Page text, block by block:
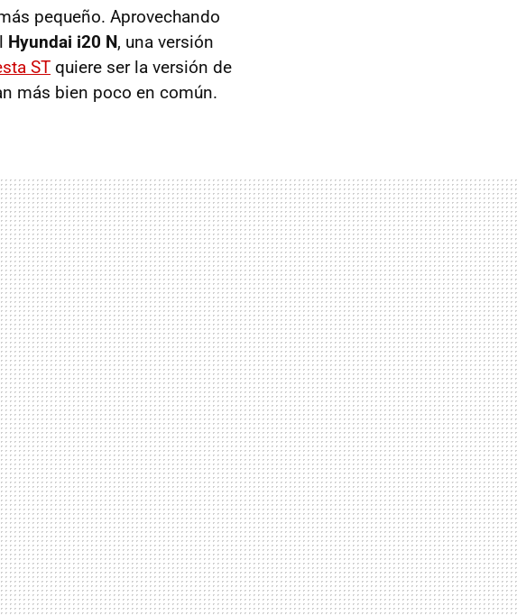
pequeño. Aprovechando
Hyundai i20 N, una versión
ST quiere ser la versión de
más bien poco en común.